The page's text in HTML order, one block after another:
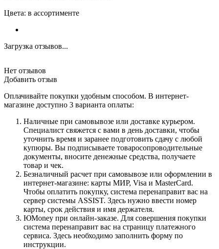
Цвета: в ассортименте
Загрузка отзывов...
Нет отзывов
Добавить отзыв
Оплачивайте покупки удобным способом. В интернет-
магазине доступно 3 варианта оплаты:
Наличные при самовывозе или доставке курьером.
Специалист свяжется с вами в день доставки, чтобы
уточнить время и заранее подготовить сдачу с любой
купюры. Вы подписываете товаросопроводительные
документы, вносите денежные средства, получаете
товар и чек.
Безналичный расчет при самовывозе или оформлении в
интернет-магазине: карты МИР, Visa и MasterCard.
Чтобы оплатить покупку, система перенаправит вас на
сервер системы ASSIST. Здесь нужно ввести номер
карты, срок действия и имя держателя.
ЮMoney при онлайн-заказе. Для совершения покупки
система перенаправит вас на страницу платежного
сервиса. Здесь необходимо заполнить форму по
инструкции.